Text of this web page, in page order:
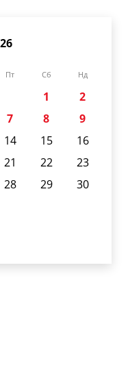
Пт Сб Нд
1
2
7 8
9
14 15
16
21 22
23
28 29
30